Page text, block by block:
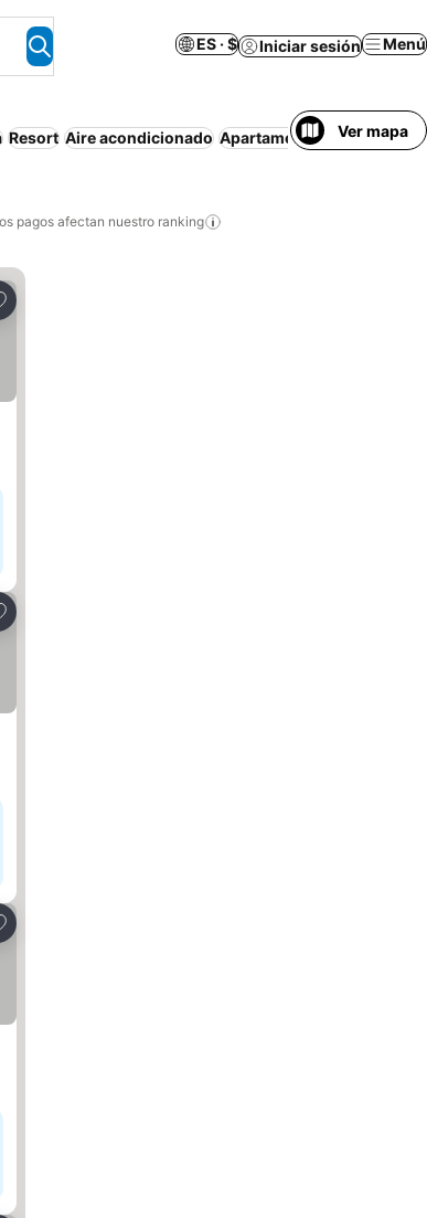
ES · $ Iniciar sesión Menú
Resort Aire acondicionado Apartamento amueblado
Ver mapa
pagos afectan nuestro ranking
a favoritos
a favoritos
a favoritos